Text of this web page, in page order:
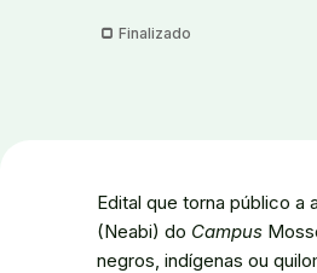
Finalizado
Edital que torna público
(Neabi) do Campus
negros, indígenas ou